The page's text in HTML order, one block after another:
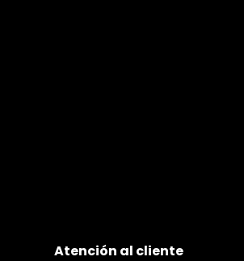
Atención al cliente